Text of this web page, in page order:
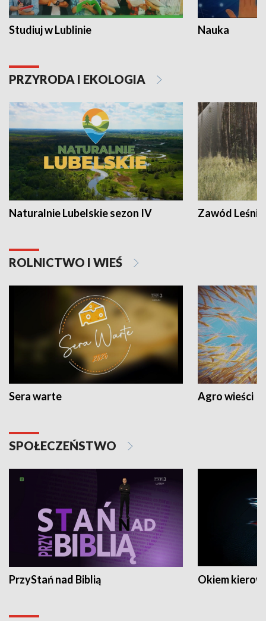
Studiuj w Lublinie Nauka
PRZYRODA I EKOLOGIA
Naturalnie Lubelskie sezon IV Zawód Leśnik
ROLNICTWO I WIEŚ
Sera warte Agro wieści
SPOŁECZEŃSTWO
PrzyStań nad Biblią Okiem